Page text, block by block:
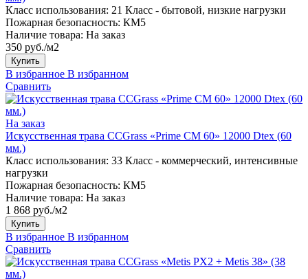
Класс использования: 21 Класс - бытовой, низкие нагрузки
Пожарная безопасность: КМ5
Наличие товара: На заказ
350 руб./м2
Купить
В избранное В избранном
Сравнить
На заказ
Искусственная трава CCGrass «Prime CM 60» 12000 Dtex (60
мм.)
Класс использования: 33 Класс - коммерческий, интенсивные
нагрузки
Пожарная безопасность: КМ5
Наличие товара: На заказ
1 868 руб./м2
Купить
В избранное В избранном
Сравнить